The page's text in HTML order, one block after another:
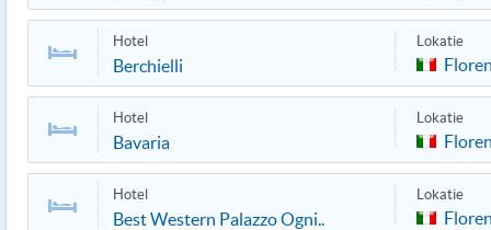
Hotel
Berchielli
Lokatie
Hotel
Bavaria
Lokatie
Hotel
Best Western Palazzo Ogni..
Lokatie